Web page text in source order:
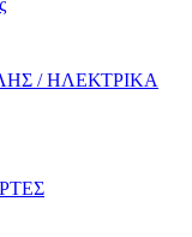
/ ΗΛΕΚΤΡΙΚΑ